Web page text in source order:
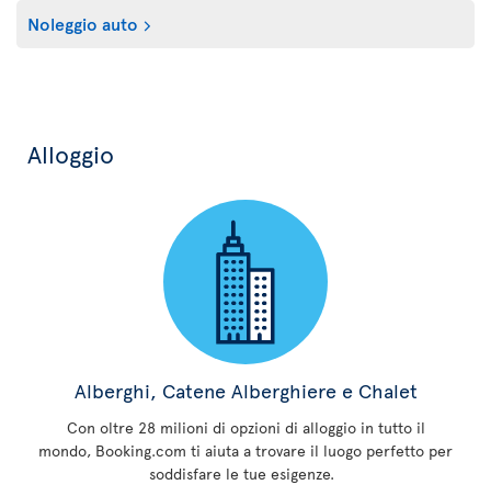
Noleggio auto
Alloggio
Alberghi, Catene Alberghiere e Chalet
Con oltre 28 milioni di opzioni di alloggio in tutto il
mondo, Booking.com ti aiuta a trovare il luogo perfetto per
soddisfare le tue esigenze.